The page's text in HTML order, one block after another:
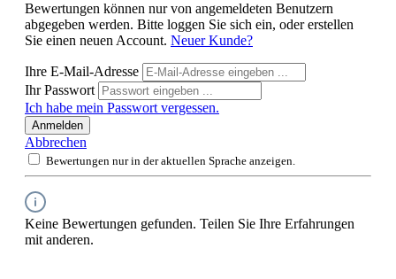
Bewertungen können nur von angemeldeten Benutzern
abgegeben werden. Bitte loggen Sie sich ein, oder erstellen
Sie einen neuen Account. Neuer Kunde?
Ihre E-Mail-Adresse
Ihr Passwort
Ich habe mein Passwort vergessen.
Anmelden
Abbrechen
Bewertungen nur in der aktuellen Sprache anzeigen.
Keine Bewertungen gefunden. Teilen Sie Ihre Erfahrungen
mit anderen.